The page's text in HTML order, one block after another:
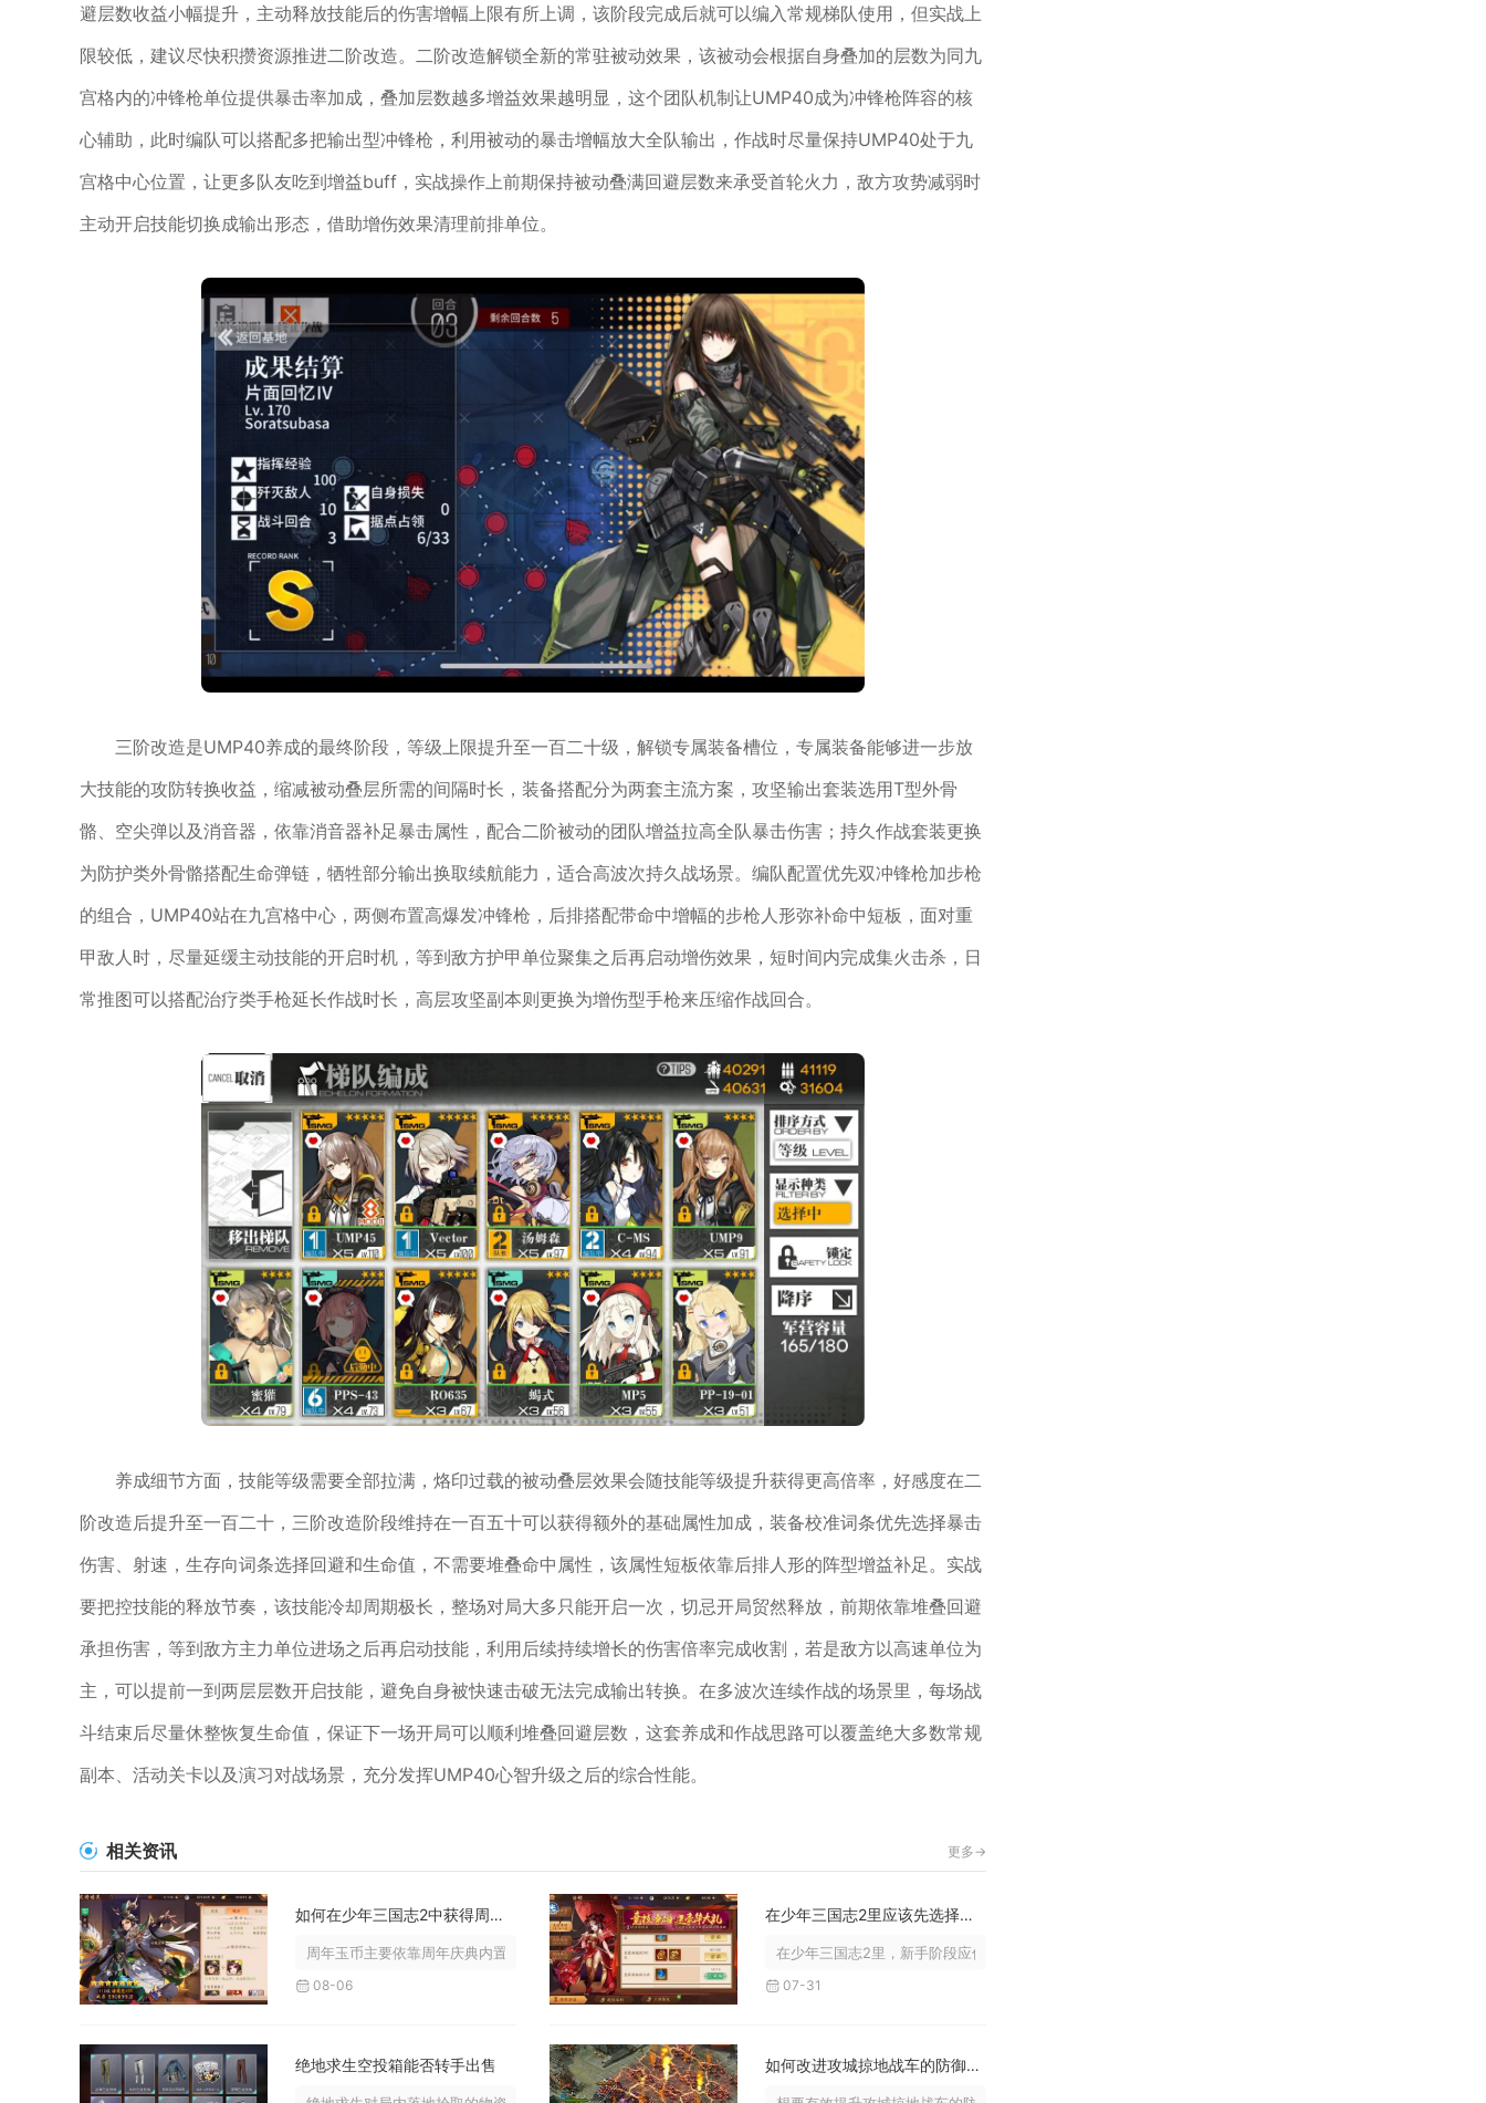
避层数收益小幅提升，主动释放技能后的伤害增幅上限有所上调，该阶段完成后就可以编入常规梯队使用，但实战上
限较低，建议尽快积攒资源推进二阶改造。二阶改造解锁全新的常驻被动效果，该被动会根据自身叠加的层数为同九
宫格内的冲锋枪单位提供暴击率加成，叠加层数越多增益效果越明显，这个团队机制让UMP40成为冲锋枪阵容的核
心辅助，此时编队可以搭配多把输出型冲锋枪，利用被动的暴击增幅放大全队输出，作战时尽量保持UMP40处于九
宫格中心位置，让更多队友吃到增益buff，实战操作上前期保持被动叠满回避层数来承受首轮火力，敌方攻势减弱时
主动开启技能切换成输出形态，借助增伤效果清理前排单位。
三阶改造是UMP40养成的最终阶段，等级上限提升至一百二十级，解锁专属装备槽位，专属装备能够进一步放
大技能的攻防转换收益，缩减被动叠层所需的间隔时长，装备搭配分为两套主流方案，攻坚输出套装选用T型外骨
骼、空尖弹以及消音器，依靠消音器补足暴击属性，配合二阶被动的团队增益拉高全队暴击伤害；持久作战套装更换
为防护类外骨骼搭配生命弹链，牺牲部分输出换取续航能力，适合高波次持久战场景。编队配置优先双冲锋枪加步枪
的组合，UMP40站在九宫格中心，两侧布置高爆发冲锋枪，后排搭配带命中增幅的步枪人形弥补命中短板，面对重
甲敌人时，尽量延缓主动技能的开启时机，等到敌方护甲单位聚集之后再启动增伤效果，短时间内完成集火击杀，日
常推图可以搭配治疗类手枪延长作战时长，高层攻坚副本则更换为增伤型手枪来压缩作战回合。
养成细节方面，技能等级需要全部拉满，烙印过载的被动叠层效果会随技能等级提升获得更高倍率，好感度在二
阶改造后提升至一百二十，三阶改造阶段维持在一百五十可以获得额外的基础属性加成，装备校准词条优先选择暴击
伤害、射速，生存向词条选择回避和生命值，不需要堆叠命中属性，该属性短板依靠后排人形的阵型增益补足。实战
要把控技能的释放节奏，该技能冷却周期极长，整场对局大多只能开启一次，切忌开局贸然释放，前期依靠堆叠回避
承担伤害，等到敌方主力单位进场之后再启动技能，利用后续持续增长的伤害倍率完成收割，若是敌方以高速单位为
主，可以提前一到两层层数开启技能，避免自身被快速击破无法完成输出转换。在多波次连续作战的场景里，每场战
斗结束后尽量休整恢复生命值，保证下一场开局可以顺利堆叠回避层数，这套养成和作战思路可以覆盖绝大多数常规
副本、活动关卡以及演习对战场景，充分发挥UMP40心智升级之后的综合性能。
相关资讯 更多->
如何在少年三国志2中获得周年玉币
周年玉币主要依靠周年庆典内置各类限时活动、日常玩法目标、周年...
08-06
在少年三国志2里应该先选择哪个星魂
在少年三国志2里，新手阶段应优先选择白虎星魂，这是所有玩家起...
07-31
绝地求生空投箱能否转手出售 如何改进攻城掠地战车的防御能力